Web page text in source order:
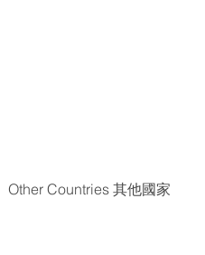
Other Countries 其他國家